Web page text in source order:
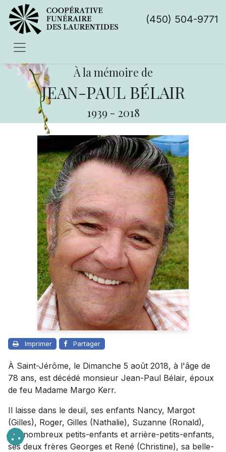
(450) 504-9771
À la mémoire de
JEAN-PAUL BÉLAIR
1939 - 2018
Imprimer Partager
À Saint-Jérôme, le Dimanche 5 août 2018, à l'âge de
78 ans, est décédé monsieur Jean-Paul Bélair, époux
de feu Madame Margo Kerr.
Il laisse dans le deuil, ses enfants Nancy, Margot
(Gilles), Roger, Gilles (Nathalie), Suzanne (Ronald),
ses nombreux petits-enfants et arrière-petits-enfants,
ses deux frères Georges et René (Christine), sa belle-